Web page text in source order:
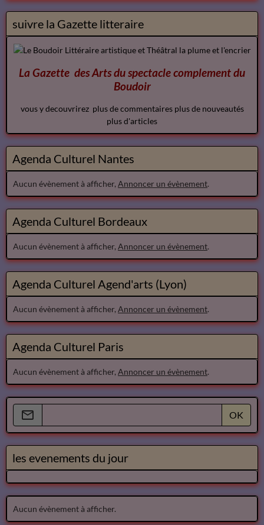
suivre la Gazette litteraire
La Gazette des Arts du spectaclecomplementdu
Boudoir
vous y decouvrirez plus de commentaires plus de nouveautés
plus d'articles
Agenda Culturel Nantes
Aucun évènement à afficher, Annoncer un évènement.
Agenda Culturel Bordeaux
Aucun évènement à afficher, Annoncer un évènement.
Agenda Culturel Agend'arts (Lyon)
Aucun évènement à afficher, Annoncer un évènement.
Agenda Culturel Paris
Aucun évènement à afficher, Annoncer un évènement.
OK
les evenements du jour
Aucun évènement à afficher.